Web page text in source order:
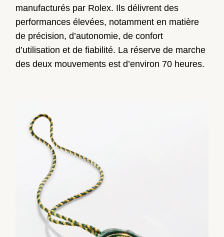
manufacturés par Rolex. Ils délivrent des
performances élevées, notamment en matière
de précision, d’autonomie, de confort
d’utilisation et de fiabilité. La réserve de marche
des deux mouvements est d’environ 70 heures.